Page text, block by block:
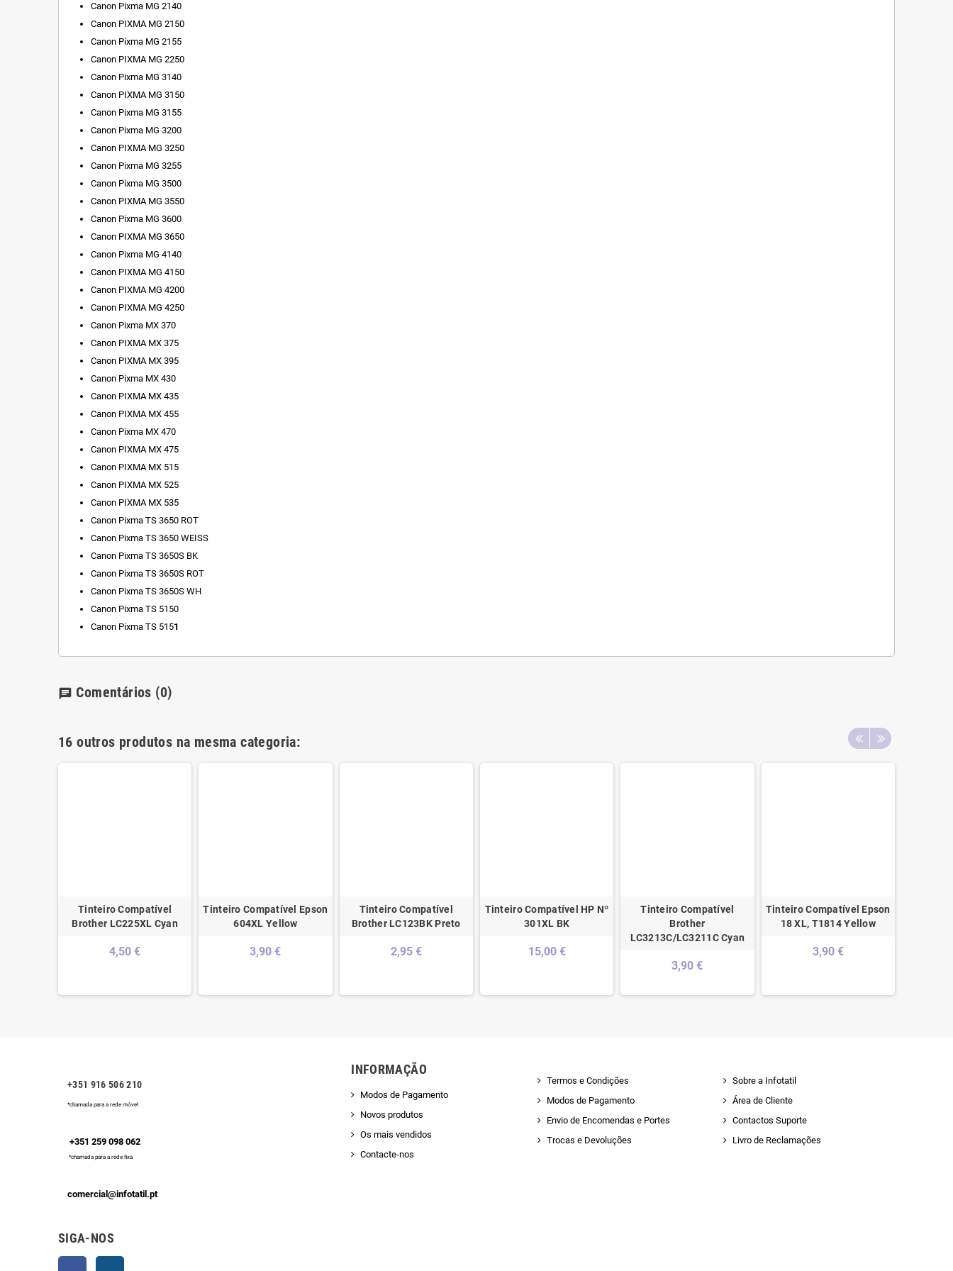
Canon Pixma MG 2140
Canon PIXMA MG 2150
Canon Pixma MG 2155
Canon PIXMA MG 2250
Canon Pixma MG 3140
Canon PIXMA MG 3150
Canon Pixma MG 3155
Canon Pixma MG 3200
Canon PIXMA MG 3250
Canon Pixma MG 3255
Canon Pixma MG 3500
Canon PIXMA MG 3550
Canon Pixma MG 3600
Canon PIXMA MG 3650
Canon Pixma MG 4140
Canon PIXMA MG 4150
Canon PIXMA MG 4200
Canon PIXMA MG 4250
Canon Pixma MX 370
Canon PIXMA MX 375
Canon PIXMA MX 395
Canon Pixma MX 430
Canon PIXMA MX 435
Canon PIXMA MX 455
Canon Pixma MX 470
Canon PIXMA MX 475
Canon PIXMA MX 515
Canon PIXMA MX 525
Canon PIXMA MX 535
Canon Pixma TS 3650 ROT
Canon Pixma TS 3650 WEISS
Canon Pixma TS 3650S BK
Canon Pixma TS 3650S ROT
Canon Pixma TS 3650S WH
Canon Pixma TS 5150
Canon Pixma TS 5151
chat Comentários (0)
16 outros produtos na mesma categoria:
Tinteiro Compatível
Brother LC225XL Cyan
4,50 €
Tinteiro Compatível Epson
604XL Yellow
3,90 €
Tinteiro Compatível
Brother LC123BK Preto
2,95 €
Tinteiro Compatível HP Nº
301XL BK
15,00 €
Tinteiro Compatível
Brother
LC3213C/LC3211C Cyan
3,90 €
Tinteiro Compatível Epson
18 XL, T1814 Yellow
3,90 €
+351 916 506 210
*chamada para a rede móvel
+351 259 098 062
*chamada para a rede fixa
comercial@infotatil.pt
SIGA-NOS
INFORMAÇÃO
Modos de Pagamento
Novos produtos
Os mais vendidos
Contacte-nos
Termos e Condições
Modos de Pagamento
Envio de Encomendas e Portes
Trocas e Devoluções
Sobre a Infotatil
Área de Cliente
Contactos Suporte
Livro de Reclamações